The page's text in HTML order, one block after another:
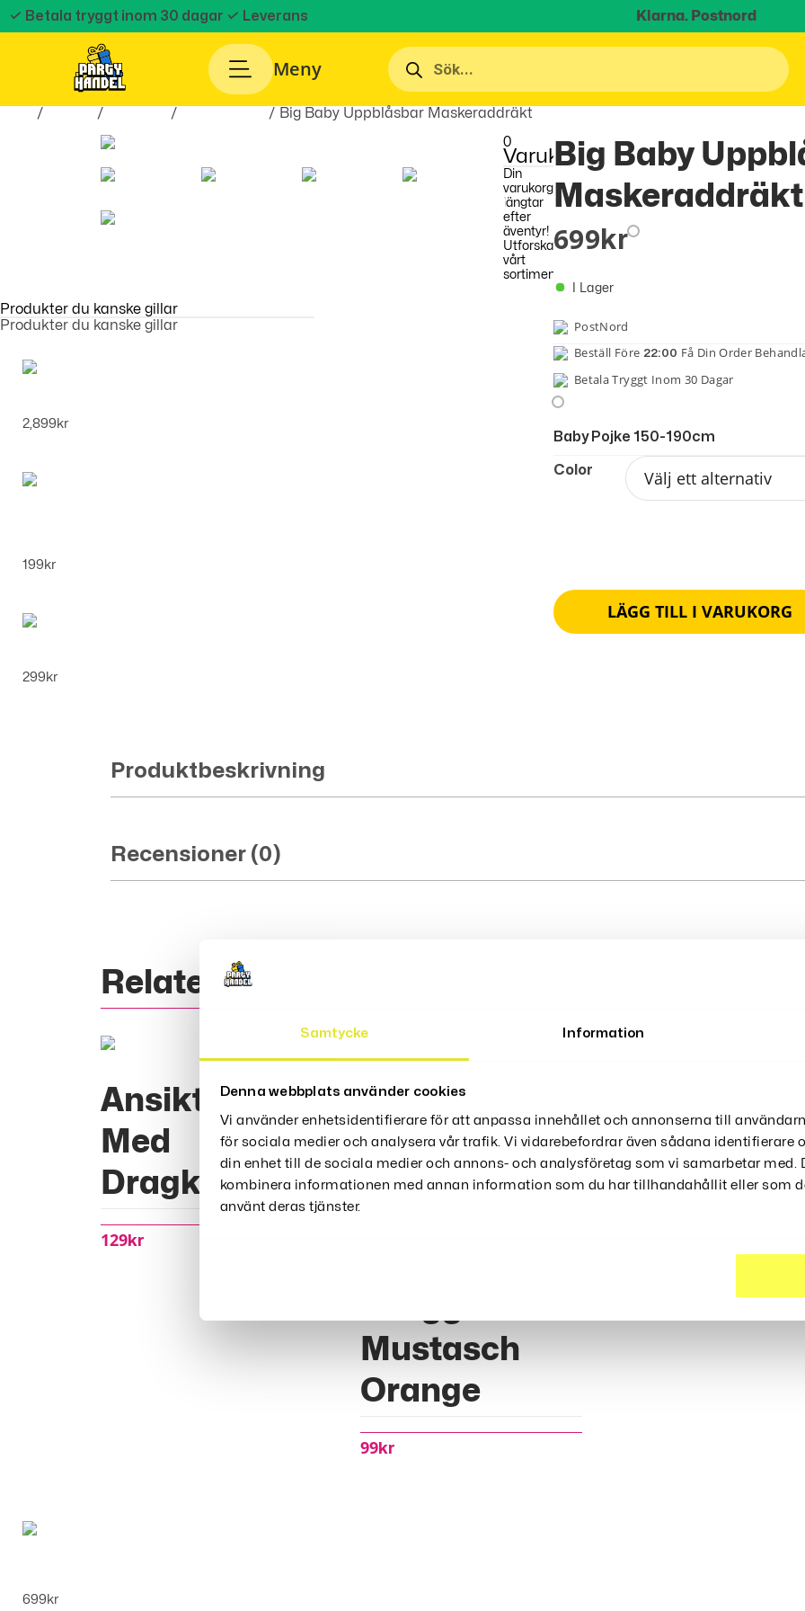
Samtycke Information
Denna webbplats använder cookies
Vi använder enhetsidentifierare för att anpassa innehållet och annonserna till
för sociala medier och analysera vår trafik. Vi vidarebefordrar även sådana identifierare
din enhet till de sociala medier och annons- och analysföretag som vi samarbetar med.
kombinera informationen med annan information som du har tillhandahållit eller som
använt deras tjänster.
✓ Betala tryggt inom 30 dagar ✓ Leverans Klarna. Postnord
Meny
/ / / / Big Baby Uppblåsbar Maskeraddräkt
Big Baby
Maskeraddräkt
699 Kr
I Lager
PostNord
Beställ Före 22:00 Få Din Order
Betala Tryggt Inom 30 Dagar
Baby Pojke 150-190cm
Color
LÄGG TILL I VARUKORG
Produktbeskrivning
Recensioner (0)
Relaterade Produkter
Ansiktsmask
Med
Dragkedja
129Kr
Mustasch
Orange
99Kr
Hammare
0
Varukorg
Din
varukorg
längtar
efter
äventyr!
Utforska
vårt
sortiment
Produkter du kanske gillar
Produkter du kanske gillar
2,899 kr
199 kr
299 kr
699 kr